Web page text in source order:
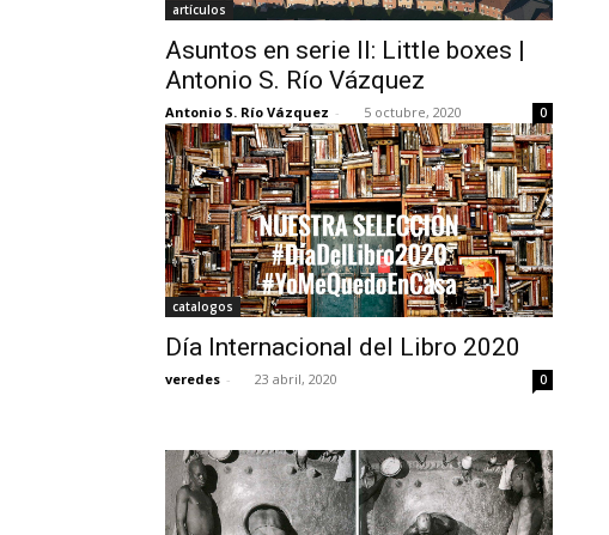
artículos
Asuntos en serie II: Little boxes |
Antonio S. Río Vázquez
Antonio S. Río Vázquez - 5 octubre, 2020 0
catalogos
Día Internacional del Libro 2020
veredes - 23 abril, 2020 0